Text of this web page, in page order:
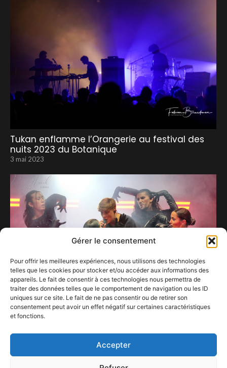
Gérer le consentement
Pour offrir les meilleures expériences, nous utilisons des technologies
telles que les cookies pour stocker et/ou accéder aux informations des
appareils. Le fait de consentir à ces technologies nous permettra de
traiter des données telles que le comportement de navigation ou les ID
uniques sur ce site. Le fait de ne pas consentir ou de retirer son
consentement peut avoir un effet négatif sur certaines caractéristiques
et fonctions.
Accepter
Tukan enflamme l’Orangerie au festival des
nuits 2023 du Botanique
3 mai 2023
2 août 2023